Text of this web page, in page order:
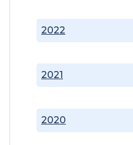
2020
2021
2022